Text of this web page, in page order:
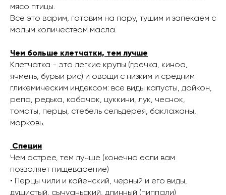
мясо птицы.
Все это варим, готовим на пару, тушим и запекаем с
малым количеством масла.
Чем больше клетчатки, тем лучше
Клетчатка - это легкие крупы (гречка, киноа,
ячмень, бурый рис) и овощи с низким и средним
гликемическим индексом: все виды капусты, дайкон,
репа, редька, кабачок, цуккини, лук, чеснок,
томаты, перцы, стебель сельдерея, баклажаны,
морковь.
Специи
Чем острее, тем лучше (конечно если вам
позволяет пищеварение)
• Перцы чили и кайенский, черный и его виды,
душистый, сычуаньский, длинный (пиппали)